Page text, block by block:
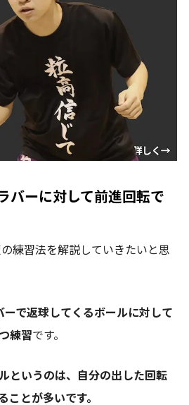
バーに対して前進回転で
練習法を解説していきたいと思
ーで返球してくるボールに対して
練習です。
というのは、自分の出した回転
ことが多いです。